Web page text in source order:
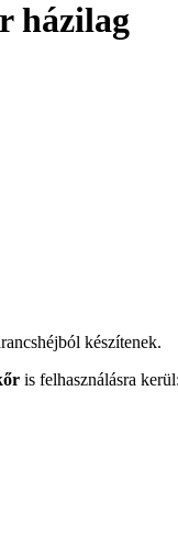
házilag
készítenek.
is felhasználásra kerül: